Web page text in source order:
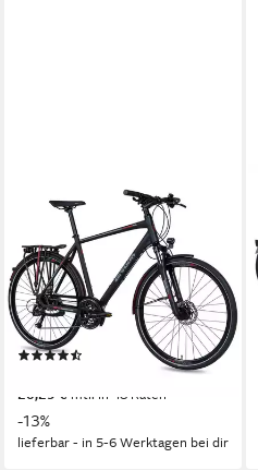
Trekkingrad Herren Trekking
Fahrrad 28 Zoll Trekkingrad
TR.2830
56 cm Rahmenhöhe
24 Gänge
120 kg Zul. Gesamtgewicht
20,29 € mtl. in 48 Raten
-13%
lieferbar - in 5-6 Werktagen bei dir